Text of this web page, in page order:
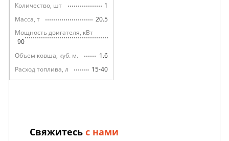
Количество, шт
1
Масса, т
20.5
Мощность двигателя, кВт
90
Объем ковша, куб. м.
1.6
Расход топлива, л
15-40
Свяжитесьс нами